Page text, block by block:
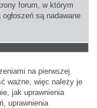
forum, w którym
są nadawane
na pierwszej
ważne, więc należy je
jak uprawnienia
uprawnienia